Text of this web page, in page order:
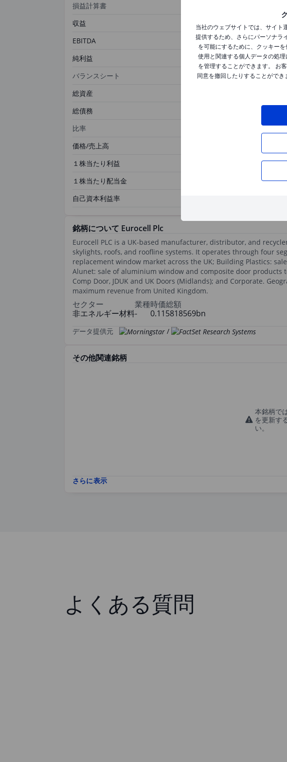
当社のウェブサイトでは、サイト
提供するため、さらにパーソナラ
を可能にするために、クッキー
使用と関連する個人データの処
を管理することができます。 お
同意を撤回したりすることができ
損益計算書
収益
EBITDA
純利益
バランスシート
総資産
総債務
比率
価格/売上高
１株当たり利益
１株当たり配当金
自己資本利益率
銘柄について Eurocell Plc
Eurocell PLC is a UK-based manufacturer, distributor, and
skylights, roofs, and roofline systems. It operates through four
replacement window market across the UK; Building Plastics:
Alunet: sale of aluminium window and composite door products
Comp Door, JDUK and UK Doors (Midlands); and Corporate.
maximum revenue from United Kingdom.
セクター
非エネルギー材料
業種
-
時価総額
0.115818569bn
データ提供元 /
その他関連銘柄
本銘柄で
を更新す
い。
さらに表示
よくある質問